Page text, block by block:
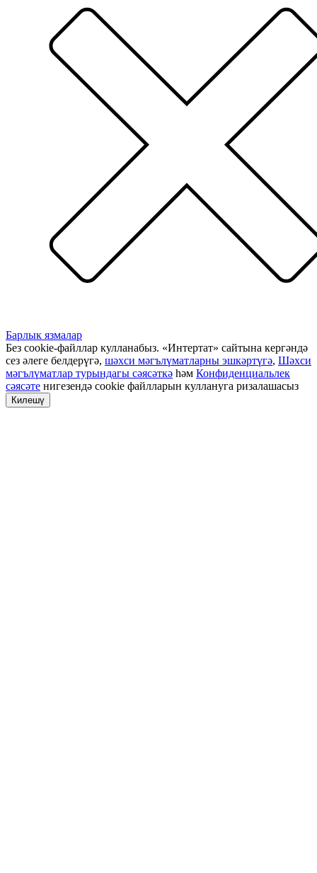
Барлык язмалар
Без cookie-файллар кулланабыз. «Интертат» сайтына кергәндә
сез әлеге белдерүгә, шәхси мәгълүматларны эшкәртүгә, Шәхси
мәгълүматлар турындагы сәясәткә һәм Конфиденциальлек
сәясәте нигезендә cookie файлларын куллануга ризалашасыз
Килешү